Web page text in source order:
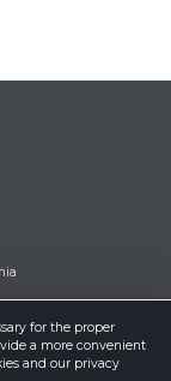
for the proper
a more convenient
and our privacy